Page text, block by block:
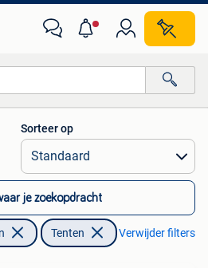
afstanden…
Sorteer op
je zoekopdracht
Tenten Verwijder filters